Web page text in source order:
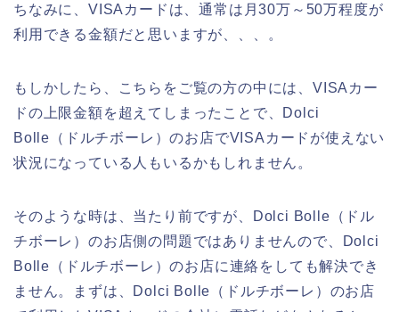
ちなみに、VISAカードは、通常は月30万～50万程度が
利用できる金額だと思いますが、、、。
もしかしたら、こちらをご覧の方の中には、VISAカー
ドの上限金額を超えてしまったことで、Dolci
Bolle（ドルチボーレ）のお店でVISAカードが使えない
状況になっている人もいるかもしれません。
そのような時は、当たり前ですが、Dolci Bolle（ドル
チボーレ）のお店側の問題ではありませんので、Dolci
Bolle（ドルチボーレ）のお店に連絡をしても解決でき
ません。まずは、Dolci Bolle（ドルチボーレ）のお店